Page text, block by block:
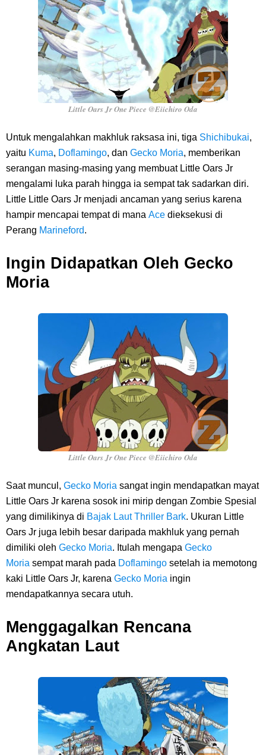
Little Oars Jr One Piece @Eiichiro Oda
Untuk mengalahkan makhluk raksasa ini, tiga Shichibukai,
yaitu Kuma, Doflamingo, dan Gecko Moria, memberikan
serangan masing-masing yang membuat Little Oars Jr
mengalami luka parah hingga ia sempat tak sadarkan diri.
Little Little Oars Jr menjadi ancaman yang serius karena
hampir mencapai tempat di mana Ace dieksekusi di
Perang Marineford.
Ingin Didapatkan Oleh Gecko
Moria
Little Oars Jr One Piece @Eiichiro Oda
Saat muncul, Gecko Moria sangat ingin mendapatkan mayat
Little Oars Jr karena sosok ini mirip dengan Zombie Spesial
yang dimilikinya di Bajak Laut Thriller Bark. Ukuran Little
Oars Jr juga lebih besar daripada makhluk yang pernah
dimiliki oleh Gecko Moria. Itulah mengapa Gecko
Moria sempat marah pada Doflamingo setelah ia memotong
kaki Little Oars Jr, karena Gecko Moria ingin
mendapatkannya secara utuh.
Menggagalkan Rencana
Angkatan Laut